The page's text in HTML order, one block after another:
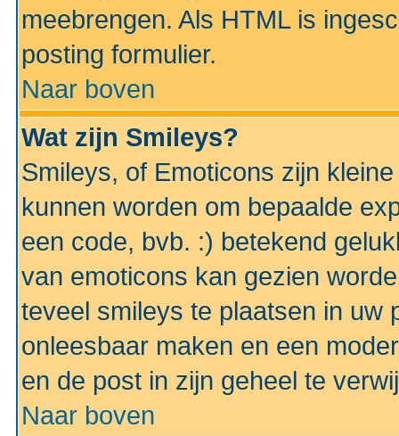
meebrengen. Als HTML is
posting formulier.
Naar boven
Wat zijn Smileys?
Smileys, of Emoticons zijn
kunnen worden om bepaalde
een code, bvb. :) betekend
van emoticons kan gezien
teveel smileys te plaatsen in uw
onleesbaar maken en een
en de post in zijn geheel te
Naar boven